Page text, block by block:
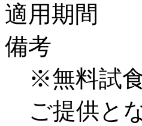
適用期間
備考
※無料試
ご提供と